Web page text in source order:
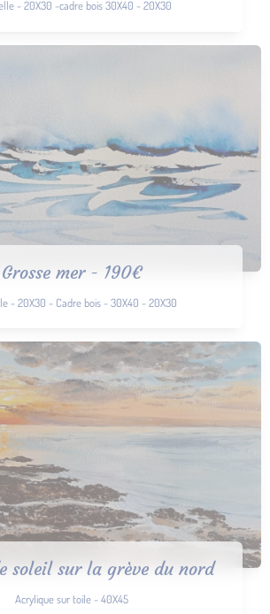
- 20X30 -cadre bois 30X40 - 20X30
Grosse mer - 190€
- 20X30 - Cadre bois - 30X40 - 20X30
soleil sur la grève du nord
Acrylique sur toile - 40X45